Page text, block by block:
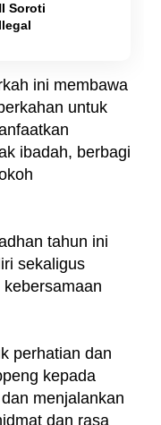
Soroti
ini membawa
untuk
ibadah, berbagi
tahun ini
sekaligus
perhatian dan
kepada
menjalankan
dan rasa